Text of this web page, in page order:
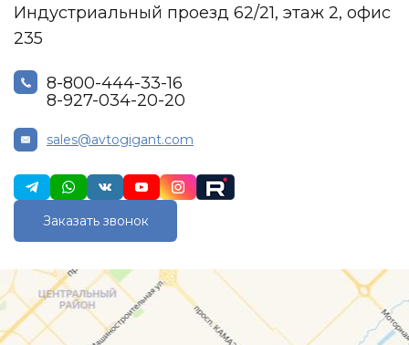
Индустриальный проезд 62/21, этаж 2, офис
235
8-800-444-33-16
8-927-034-20-20
sales@avtogigant.com
Заказать звонок